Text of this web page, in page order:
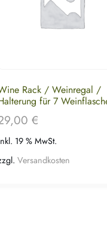
Rack / Weinregal /
für 7
€
19 % MwSt.
Versandkosten